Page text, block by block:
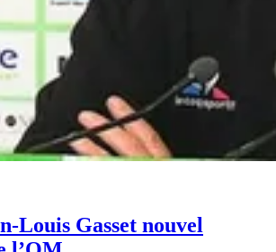
Louis Gasset nouvel